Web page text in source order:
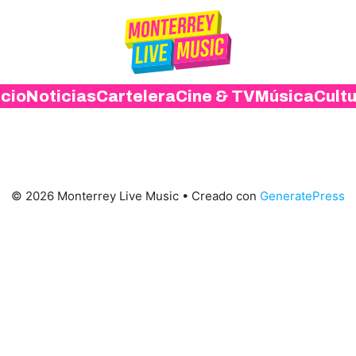
NoticiasCarteleraCine & TVMúsica
© 2026 Monterrey Live Music • Creado con GeneratePress